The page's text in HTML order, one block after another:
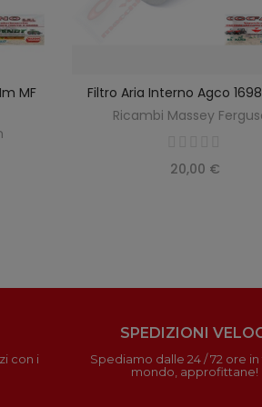
MF
AGGIUNGI AL
Filtro Aria Interno Agco
Ricambi Massey
20,00 €
con i
SPEDIZIONI
Spediamo dalle 24 / 72 ore
mondo, approfittane!